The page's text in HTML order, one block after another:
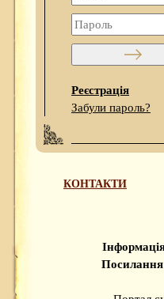
Реєстрація
Забули пароль?
КОНТАКТИ